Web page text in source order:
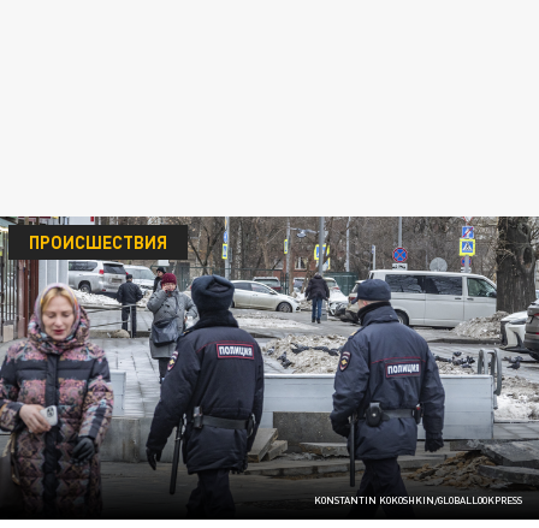
KONSTANTIN KOKOSHKIN/GLOBALLOOKPRESS
ПРОИСШЕСТВИЯ